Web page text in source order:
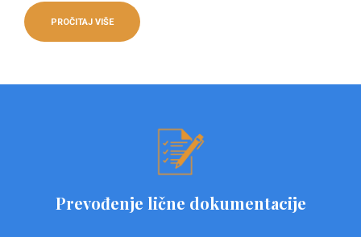
PROČITAJ VIŠE
Prevođenje lične dokumentacije